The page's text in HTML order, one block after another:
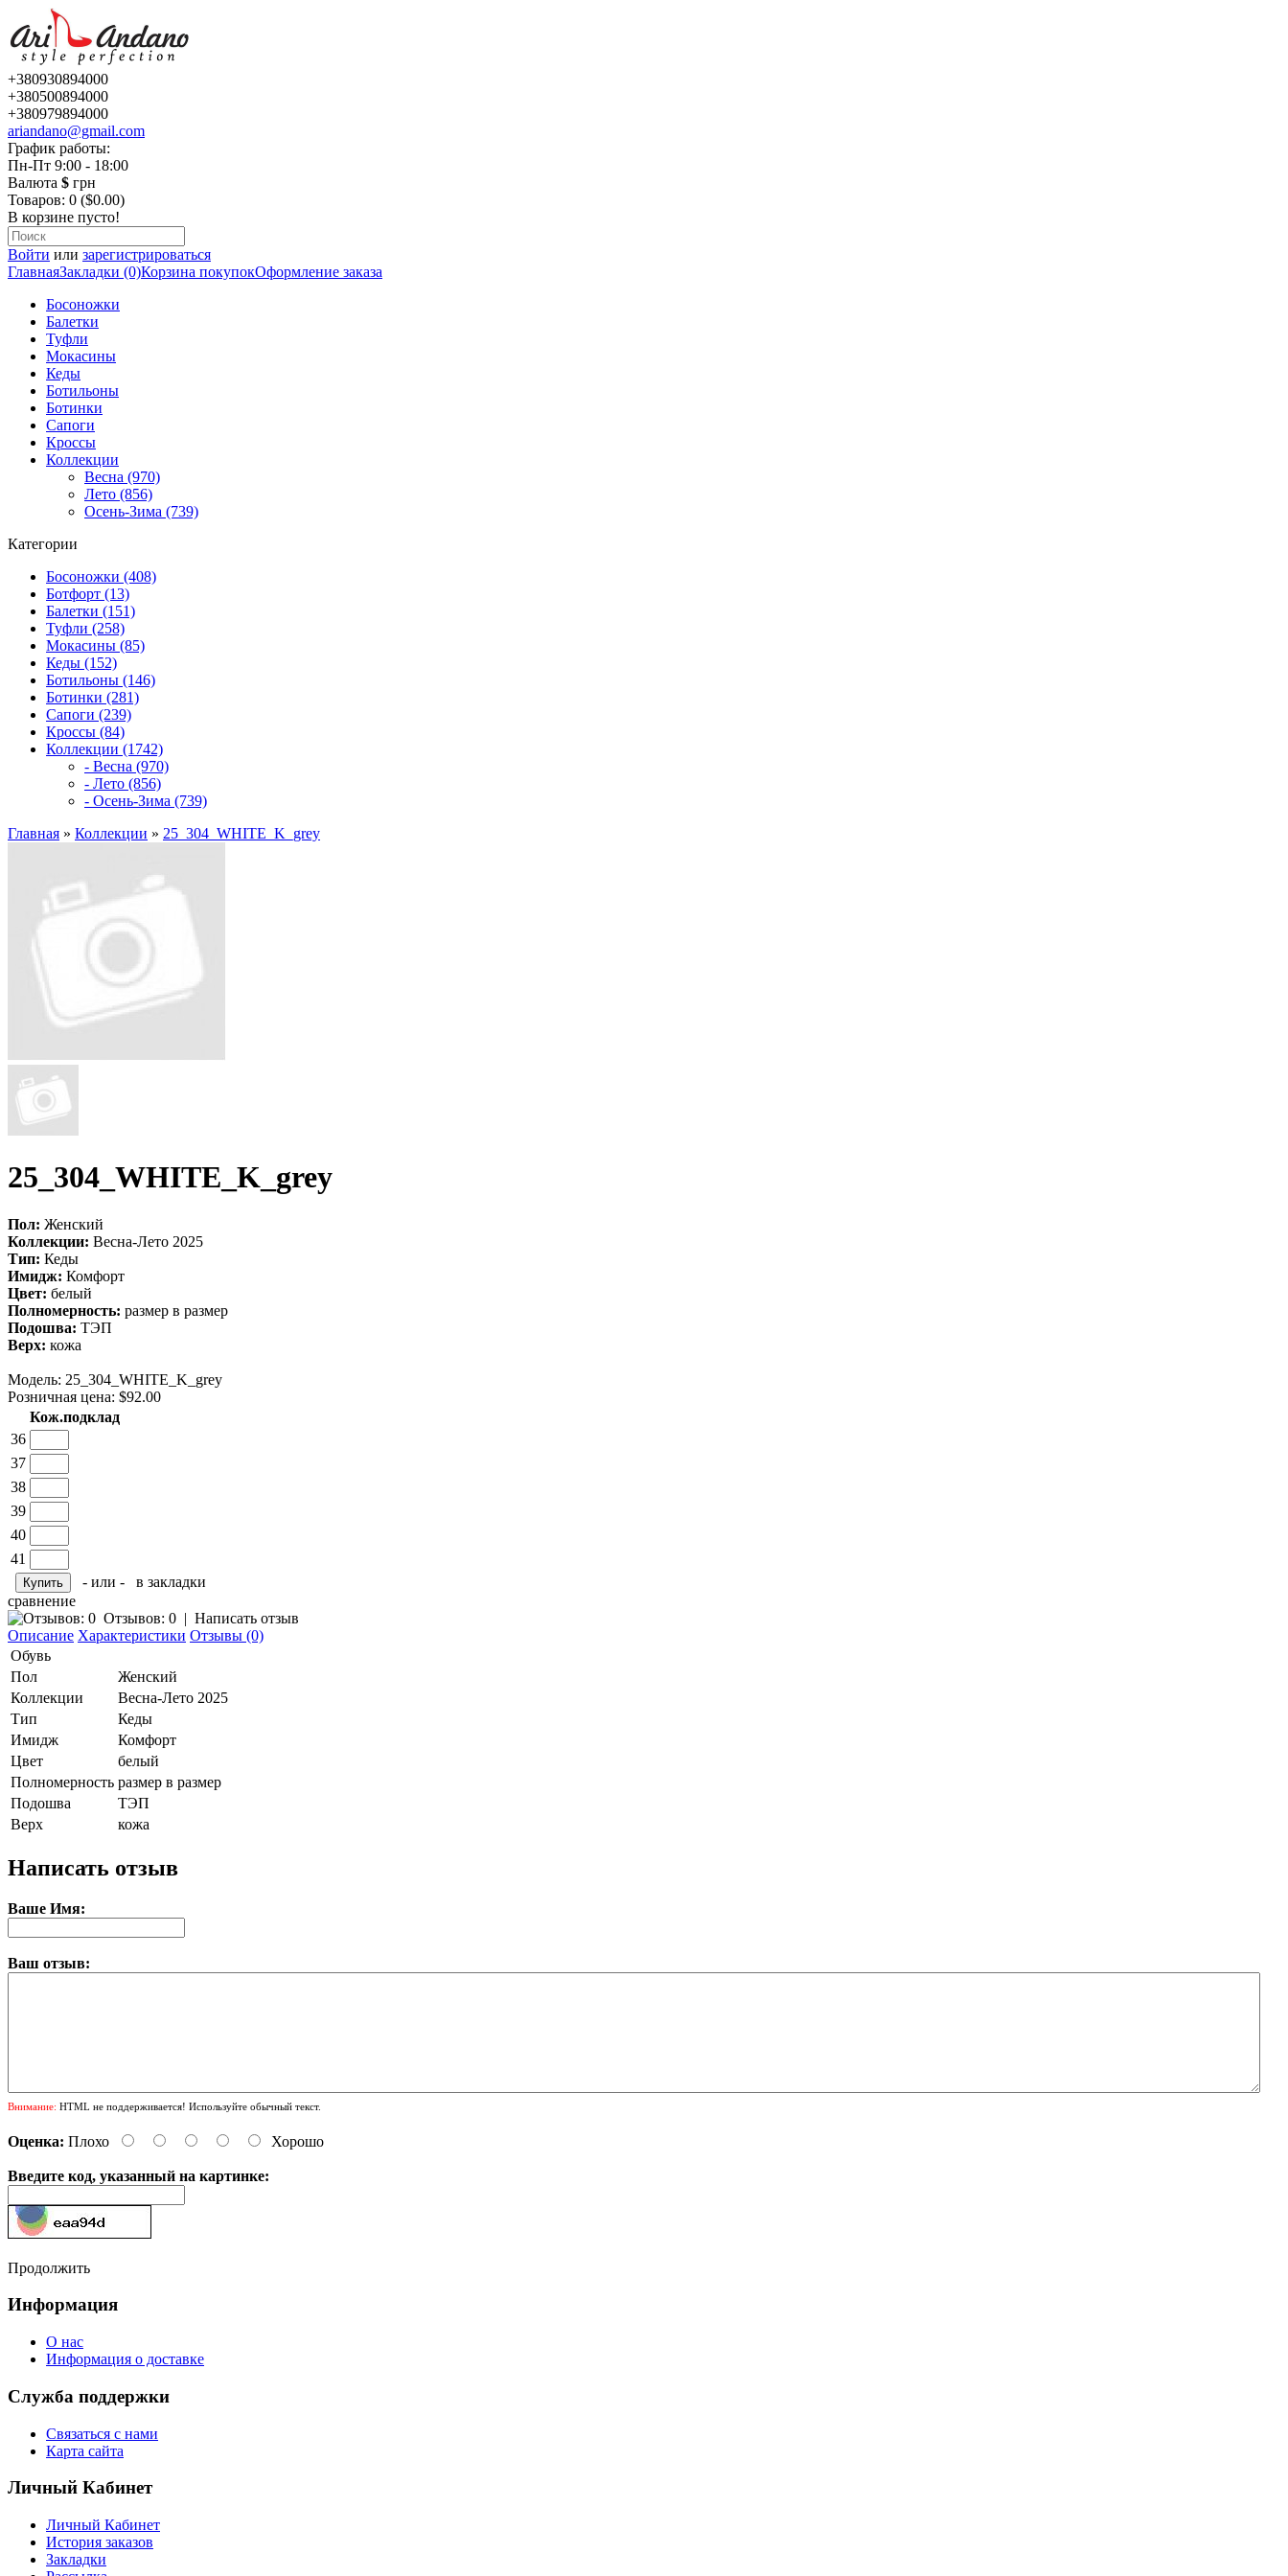
+380930894000
+380500894000
+380979894000
ariandano@gmail.com
График работы:
Пн-Пт 9:00 - 18:00
Валюта $ грн
Товаров: 0 ($0.00)
В корзине пусто!
Войти или зарегистрироваться
ГлавнаяЗакладки (0)Корзина покупокОформление заказа
Босоножки
Балетки
Туфли
Мокасины
Кеды
Ботильоны
Ботинки
Сапоги
Кроссы
Коллекции
Весна (970)
Лето (856)
Осень-Зима (739)
Категории
Босоножки (408)
Ботфорт (13)
Балетки (151)
Туфли (258)
Мокасины (85)
Кеды (152)
Ботильоны (146)
Ботинки (281)
Сапоги (239)
Кроссы (84)
Коллекции (1742)
- Весна (970)
- Лето (856)
- Осень-Зима (739)
Главная » Коллекции » 25_304_WHITE_K_grey
25_304_WHITE_K_grey
Пол: Женский
Коллекции: Весна-Лето 2025
Тип: Кеды
Имидж: Комфорт
Цвет: белый
Полномерность: размер в размер
Подошва: ТЭП
Верх: кожа
Модель: 25_304_WHITE_K_grey
Розничная цена: $92.00
Кож.подклад
36
37
38
39
40
41
- или -
в закладки
сравнение
Отзывов: 0 | Написать отзыв
Описание Характеристики Отзывы (0)
Обувь
Пол
Женский
Коллекции
Весна-Лето 2025
Тип
Кеды
Имидж
Комфорт
Цвет
белый
Полномерность размер в размер
Подошва
ТЭП
Верх
кожа
Написать отзыв
Ваше Имя:
Ваш отзыв:
Внимание: HTML не поддерживается! Используйте обычный текст.
Оценка: Плохо Хорошо
Введите код, указанный на картинке:
Продолжить
Информация
О нас
Информация о доставке
Служба поддержки
Связаться с нами
Карта сайта
Личный Кабинет
Личный Кабинет
История заказов
Закладки